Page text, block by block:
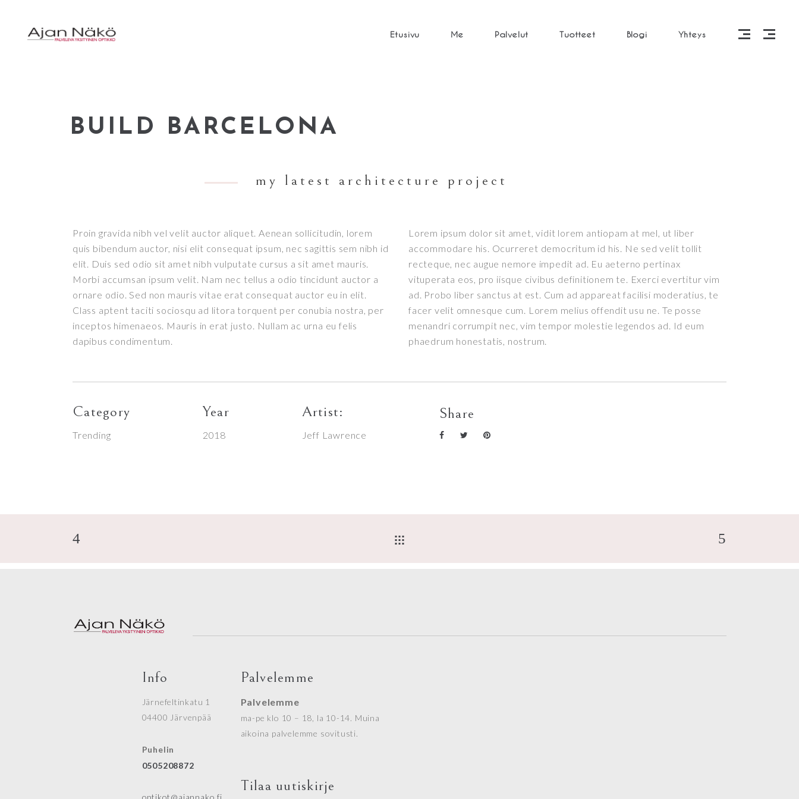
Etusivu Me Palvelut Tuotteet Blogi Yhteys
BUILD BARCELONA
my latest architecture project
Proin gravida nibh vel velit auctor aliquet. Aenean sollicitudin, lorem
quis bibendum auctor, nisi elit consequat ipsum, nec sagittis sem nibh id
elit. Duis sed odio sit amet nibh vulputate cursus a sit amet mauris.
Morbi accumsan ipsum velit. Nam nec tellus a odio tincidunt auctor a
ornare odio. Sed non mauris vitae erat consequat auctor eu in elit.
Class aptent taciti sociosqu ad litora torquent per conubia nostra, per
inceptos himenaeos. Mauris in erat justo. Nullam ac urna eu felis
dapibus condimentum.
Lorem ipsum dolor sit amet, vidit lorem antiopam at mel, ut liber
accommodare his. Ocurreret democritum id his. Ne sed velit tollit
recteque, nec augue nemore impedit ad. Eu aeterno pertinax
vituperata eos, pro iisque civibus definitionem te. Exerci evertitur vim
ad. Probo liber sanctus at est. Cum ad appareat facilisi moderatius, te
facer velit omnesque cum. Lorem melius offendit usu ne. Te posse
menandri corrumpit nec, vim tempor molestie legendos ad. Id eum
phaedrum honestatis, nostrum.
Category
Trending
Year
2018
Artist:
Jeff Lawrence
Share
Info
Järnefeltinkatu 1
04400 Järvenpää
Puhelin
0505208872
optikot@ajannako.fi
Palvelemme
Palvelemme
ma-pe klo 10 – 18, la 10-14. Muina
aikoina palvelemme sovitusti.
Tilaa uutiskirje